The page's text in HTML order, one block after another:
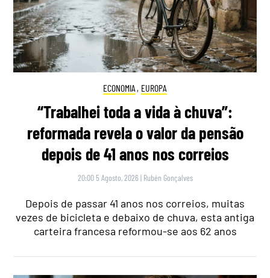
ECONOMIA , EUROPA
“Trabalhei toda a vida à chuva”:
reformada revela o valor da pensão
depois de 41 anos nos correios
20:00 5 Agosto, 2026 | Rubén Gonçalves
Depois de passar 41 anos nos correios, muitas
vezes de bicicleta e debaixo de chuva, esta antiga
carteira francesa reformou-se aos 62 anos